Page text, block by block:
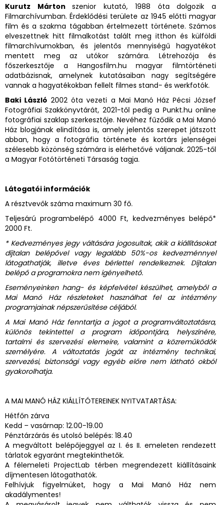
Kurutz Mártonszenior kutató, 1988 óta dolgozik a
Filmarchívumban. Érdeklődési területe az 1945 előtti magyar
film és a szakma tágabban értelmezett története. Számos
elveszettnek hitt filmalkotást talált meg itthon és külföldi
filmarchívumokban, és jelentős mennyiségű hagyatékot
mentett meg az utókor számára. Létrehozója és
főszerkesztője a Hangosfilm.hu magyar filmtörténeti
adatbázisnak, amelynek kutatásaiban nagy segítségére
vannak a hagyatékokban fellelt filmes stand- és werkfotók.
Baki László 2002 óta vezeti a Mai Manó Ház Pécsi József
Fotográfiai Szakkönyvtárát, 2021-től pedig a Punkt.hu online
fotográfiai szaklap szerkesztője. Nevéhez fűződik a Mai Manó
Ház blogjának elindítása is, amely jelentős szerepet játszott
abban, hogy a fotográfia története és kortárs jelenségei
szélesebb közönség számára is elérhetővé váljanak. 2025-től
a Magyar Fotótörténeti Társaság tagja.
Látogatói információk
A résztvevők száma maximum 30 fő.
Teljesárú programbelépő 4000 Ft, kedvezményes belépő*
2000 Ft.
* Kedvezményes jegy váltására jogosultak, akik a kiállításokat
díjtalan belépővel vagy legalább 50%-os kedvezménnyel
látogathatják, illetve éves bérlettel rendelkeznek. Díjtalan
belépő a programokra nem igényelhető.
Eseményeinken hang- és képfelvétel készülhet, amelyből a
Mai Manó Ház részleteket használhat fel az intézmény
programjainak népszerűsítése céljából.
A Mai Manó Ház fenntartja a jogot a programváltoztatásra,
különös tekintettel a program időpontjára, helyszínére,
tartalmi és szervezési elemeire, valamint a közreműködők
személyére. A változtatás jogát az intézmény technikai,
szervezési, biztonsági vagy egyéb előre nem látható okból
gyakorolhatja.
A MAI MANÓ HÁZ KIÁLLÍTÓTEREINEK NYITVATARTÁSA:
Hétfőn zárva
Kedd – vasárnap: 12.00-19.00
Pénztárzárás és utolsó belépés: 18.40
A megváltott belépőjeggyel az I. és II. emeleten rendezett
tárlatok egyaránt megtekinthetők.
A félemeleti ProjectLab térben megrendezett kiállításaink
díjmentesen látogathatók.
Felhívjuk figyelmüket, hogy a Mai Manó Ház nem
akadálymentes!